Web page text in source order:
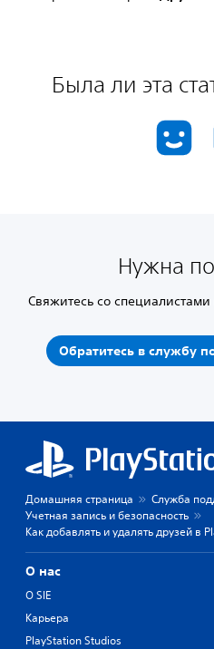
Была ли эта
Нужна
Свяжитесь со
Обратитесь в службу
Домашняя страница
Служба
Учетная запись и безопасность
Как добавлять и удалять друзей в
О нас
О SIE
Карьера
PlayStation Studios